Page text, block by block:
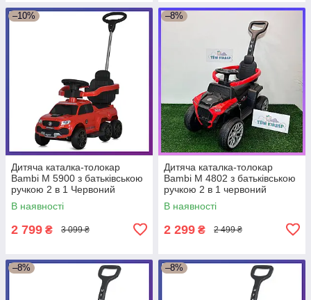
–10%
Дитяча каталка-толокар
Bambi M 5900 з батьківською
ручкою 2 в 1 Червоний
В наявності
2 799 ₴ 3 099 ₴
–8%
Дитяча каталка-толокар
Bambi М 4802 з батьківською
ручкою 2 в 1 червоний
В наявності
2 299 ₴ 2 499 ₴
–8% –8%